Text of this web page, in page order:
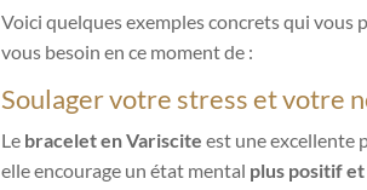
Voici quelques exemples concrets qui vous
vous besoin en ce moment de :
Soulager votre stress et votre
Le bracelet enVariscite est une excellente
elle encourage un état mental plus positif et